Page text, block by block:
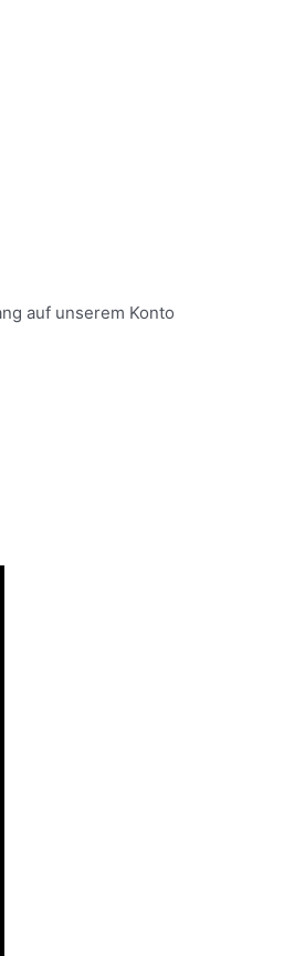
auf unserem Konto